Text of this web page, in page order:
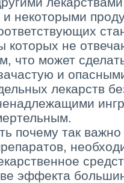
некоторыми
которых не
что может
и
лекарств
почему так
эффекта